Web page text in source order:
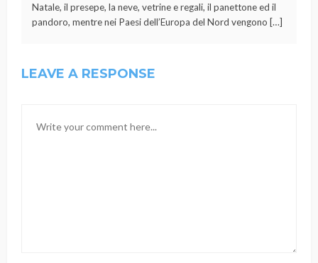
Natale, il presepe, la neve, vetrine e regali, il panettone ed il
pandoro, mentre nei Paesi dell’Europa del Nord vengono […]
LEAVE A RESPONSE